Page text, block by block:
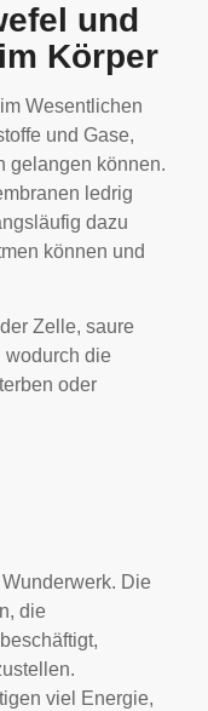
und
Körper
Wesentlichen
und Gase,
gelangen können.
ledrig
dazu
können und
Zelle, saure
wodurch die
oder
Die
die
viel Energie,